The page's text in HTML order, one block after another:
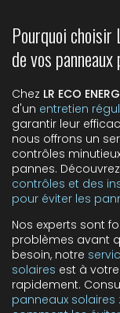
Pourquoi choisir
de vos
Chez LR ECO
d'un entretien
garantir leur
nous offrons un
contrôles
pannes. Découvrez
contrôles et des
pour éviter les
Nos experts sont
problèmes avant
besoin, notre
solaires est à
rapidement.
panneaux solaires